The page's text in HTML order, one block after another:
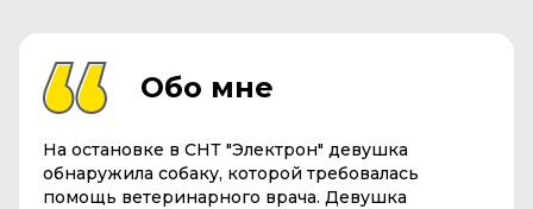
Обо мне
На остановке в СНТ "Электрон" девушка
обнаружила собаку, которой требовалась
помощь ветеринарного врача. Девушка